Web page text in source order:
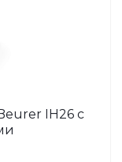
IH26 с